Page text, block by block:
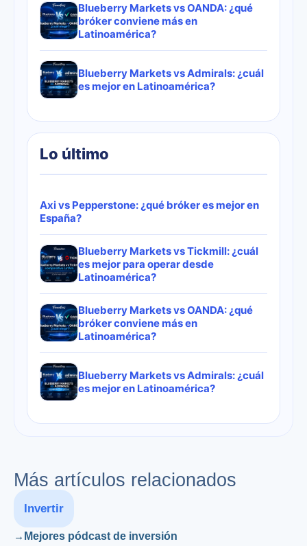
Blueberry Markets vs OANDA: ¿qué
bróker conviene más en
Latinoamérica?
Blueberry Markets vs Admirals: ¿cuál
es mejor en Latinoamérica?
Lo último
Axi vs Pepperstone: ¿qué bróker es mejor en
España?
Blueberry Markets vs Tickmill: ¿cuál
es mejor para operar desde
Latinoamérica?
Blueberry Markets vs OANDA: ¿qué
bróker conviene más en
Latinoamérica?
Blueberry Markets vs Admirals: ¿cuál
es mejor en Latinoamérica?
Más artículos relacionados
Invertir
Mejores pódcast de inversión